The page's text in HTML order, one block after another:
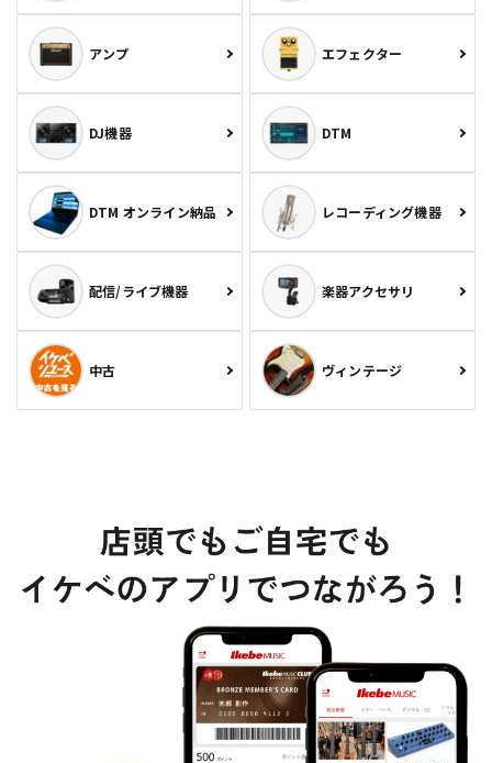
アンプ エフェクター
DJ機器 DTM
DTM オンライン納品 レコーディング機器
配信/ライブ機器 楽器アクセサリ
中古 ヴィンテージ